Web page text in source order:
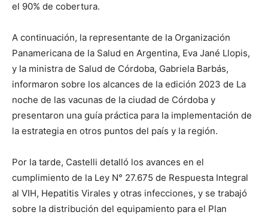
el 90% de cobertura.
A continuación, la representante de la Organización
Panamericana de la Salud en Argentina, Eva Jané Llopis,
y la ministra de Salud de Córdoba, Gabriela Barbás,
informaron sobre los alcances de la edición 2023 de La
noche de las vacunas de la ciudad de Córdoba y
presentaron una guía práctica para la implementación de
la estrategia en otros puntos del país y la región.
Por la tarde, Castelli detalló los avances en el
cumplimiento de la Ley N° 27.675 de Respuesta Integral
al VIH, Hepatitis Virales y otras infecciones, y se trabajó
sobre la distribución del equipamiento para el Plan